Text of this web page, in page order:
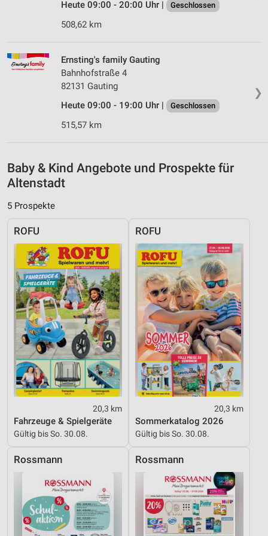
Heute 09:00 - 20:00 Uhr |
Geschlossen
508,62 km
❯
Ernsting's family Gauting
Bahnhofstraße 4
82131 Gauting
Heute 09:00 - 19:00 Uhr |
Geschlossen
515,57 km
Baby & Kind Angebote und Prospekte für
Altenstadt
5 Prospekte
ROFU
20,3 km
Fahrzeuge & Spielgeräte
Gültig bis So. 30.08.
ROFU
20,3 km
Sommerkatalog 2026
Gültig bis So. 30.08.
Rossmann Rossmann
von Inhalten
Verwendung von Profilen zur Auswahl
Messung der Werbeleistung
Messung der Performance von Inhalten
Analyse von Zielgruppen durch Statistiken oder
Kombinationen von Daten aus verschiedenen
Verwendung reduzierter Daten zur Auswahl von
Verwendung genauer Standortdaten
Geräte anhand von aktiv angeforderten
Informationen identifizieren
Nicht-IAB-Verarbeitungszwecke:
Notwendig
Performance
Funktional
Werbung